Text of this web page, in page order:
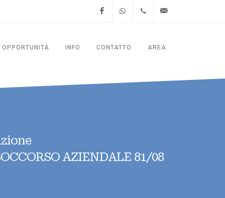
OPPORTUNITÀ INFO CONTATTO AREA
AZIENDALE 81/08